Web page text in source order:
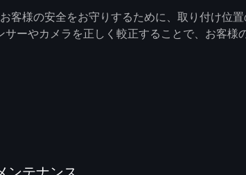
客様の安全をお守りするために、取り付け位
サーやカメラを正しく較正することで、お客